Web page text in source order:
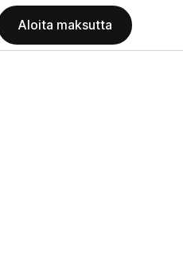
Aloita maksutta